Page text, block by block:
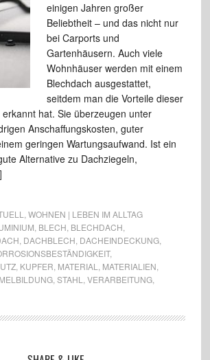
einigen Jahren großer
Beliebtheit – und das nicht nur
bei Carports und
Gartenhäusern. Auch viele
Wohnhäuser werden mit einem
Blechdach ausgestattet,
seitdem man die Vorteile dieser
hat. Sie überzeugen unter
Anschaffungskosten, guter
geringen Wartungsaufwand. Ist ein
Alternative zu Dachziegeln,
WOHNEN | LEBEN IM ALLTAG
BLECH BLECHDACH
DACHBLECH DACHEINDECKUNG,
,
, KUPFER MATERIAL MATERIALIEN
, STAHL VERARBEITUNG,